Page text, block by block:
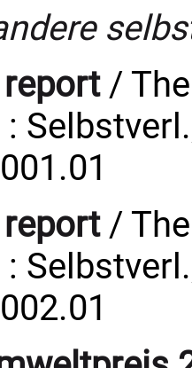
/ The
/ The